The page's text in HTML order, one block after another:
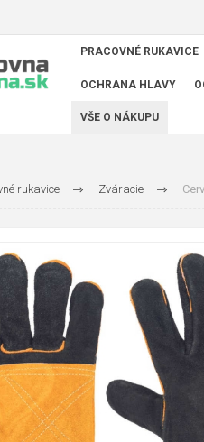
PRACOVNÉ RUKAVICE
OCHRANA HLAVY
VŠE O NÁKUPU
rukavice Zváracie